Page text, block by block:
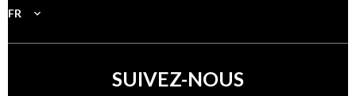
FR
SUIVEZ-NOUS